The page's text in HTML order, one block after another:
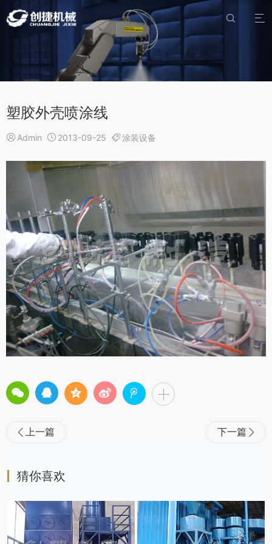


塑胶外壳喷涂线
 Admin  2013-09-25 涂装设备
 上一篇 下一篇 
猜你喜欢